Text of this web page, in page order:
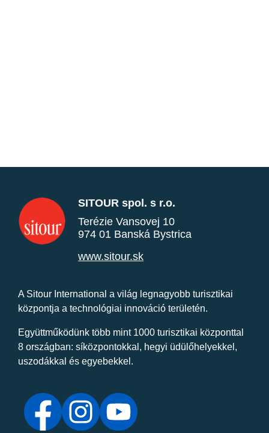
SITOUR spol. s r.o.
Terézie Vansovej 10
974 01 Banská Bystrica
www.sitour.sk
A Sitour International a világ legnagyobb turisztikai
központja a technológiai innováció területén.
Együttműködünk több mint 1000 turisztikai központtal
8 országban: síközpontokkal, hegyi üdülőhelyekkel,
uszodákkal és egyebekkel.